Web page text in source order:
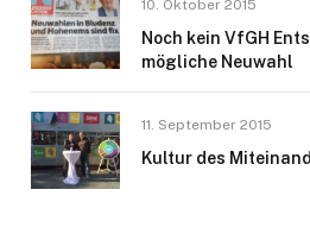
10. Oktober 2015
Noch kein VfGH
mögliche Neuwahl
11. September 2015
Kultur des